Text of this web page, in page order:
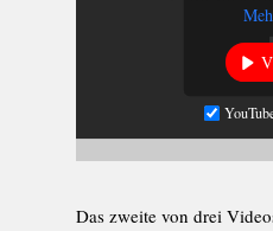
Das zweite von drei